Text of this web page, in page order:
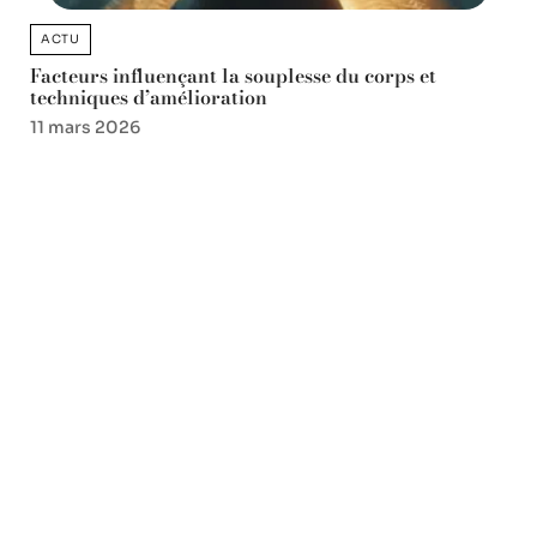
ACTU
Facteurs influençant la souplesse du corps et
techniques d’amélioration
11 mars 2026